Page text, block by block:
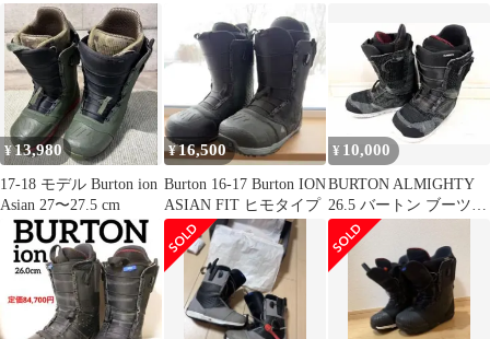
スノーボードブーツ
¥13,980
17-18 モデル Burton ion
Asian 27〜27.5 cm
¥16,500
Burton 16-17 Burton ION
ASIAN FIT ヒモタイプ
¥ 10,000
BURTON ALMIGHTY
26.5 バートン ブーツ
ION SLX